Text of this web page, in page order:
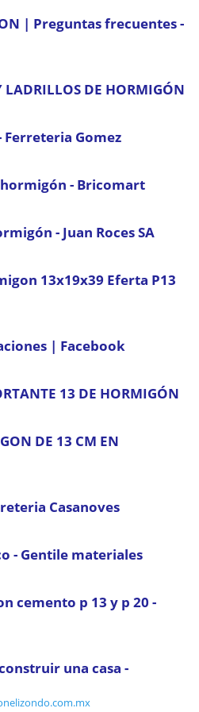
| Preguntas frecuentes -
LADRILLOS DE HORMIGÓN
Gomez
- Bricomart
- Juan Roces SA
13x19x39 Eferta P13
| Facebook
13 DE HORMIGÓN
DE 13 CM EN
Casanoves
- Gentile materiales
cemento p 13 y p 20 -
una casa -